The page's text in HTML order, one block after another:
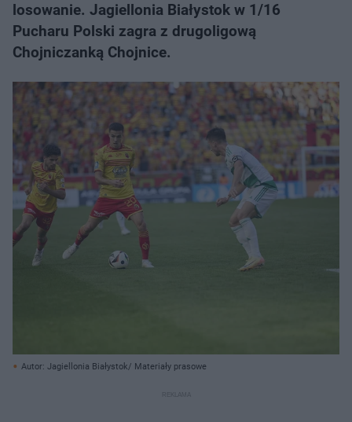
losowanie. Jagiellonia Białystok w 1/16
Pucharu Polski zagra z drugoligową
Chojniczanką Chojnice.
Autor: Jagiellonia Białystok/ Materiały prasowe